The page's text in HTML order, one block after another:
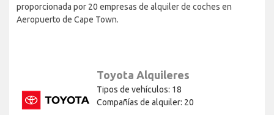
proporcionada por 20 empresas de alquiler de coches en
Aeropuerto de Cape Town.
Toyota Alquileres
Tipos de vehículos: 18
Compañías de alquiler: 20